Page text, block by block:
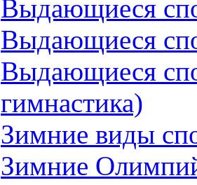
Выдающиеся
Выдающиеся
Выдающиеся
гимнастика)
Зимние виды
Зимние